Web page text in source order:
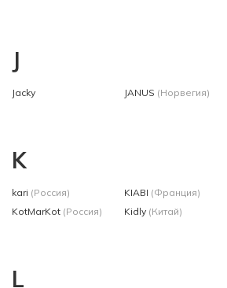
J
Jacky JANUS (Норвегия)
K
kari (Россия)
KotMarKot (Россия)
KIABI (Франция)
Kidly (Китай)
L